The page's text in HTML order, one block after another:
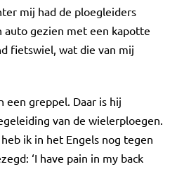
mij had de ploegleiders
auto gezien met een kapotte
fietswiel, wat die van mij
een greppel. Daar is hij
van de wielerploegen.
ik in het Engels nog tegen
‘I have pain in my back